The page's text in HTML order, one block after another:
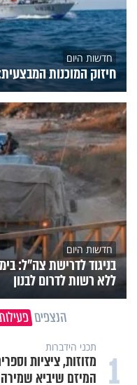
חדשות היום
חיזוק המוכנות
חדשות היום
בניגוד לדרישת צה"ל:
ללא רשות לדרום לבנון
הנצפים
1 תכני הידברות
מזוזות, ציציות
המיזם שיביא שמירה